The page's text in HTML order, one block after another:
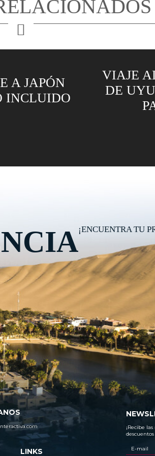
AL SALAR
Y LA
PAZ
VIAJES
¡ENCUENTRA TU
LINKS
¡Recibe